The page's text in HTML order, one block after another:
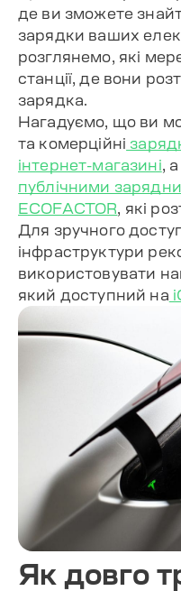
де ви зможете
зарядки ваших
розглянемо, які
станції, де вони
зарядка.
Нагадуємо, що ви
та комерційні
інтернет-магазині ,
публічними
ECOFACTOR , які
Для зручного
інфраструктури
використовувати
який доступний на
Як довго